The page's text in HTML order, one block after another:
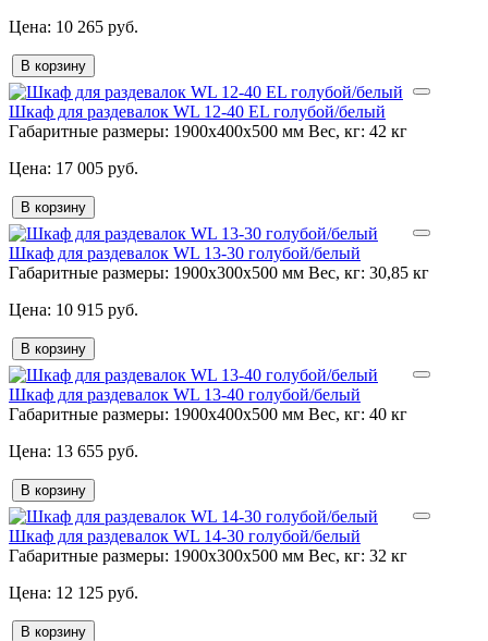
10 265 руб.
В корзину
Шкаф для раздевалок WL 12-40 EL голубой/белый
Габаритные размеры: 1900x400x500 мм Вес, кг: 42 кг
17 005 руб.
В корзину
Шкаф для раздевалок WL 13-30 голубой/белый
Габаритные размеры: 1900x300x500 мм Вес, кг: 30,85 кг
10 915 руб.
В корзину
Шкаф для раздевалок WL 13-40 голубой/белый
Габаритные размеры: 1900x400x500 мм Вес, кг: 40 кг
13 655 руб.
В корзину
Шкаф для раздевалок WL 14-30 голубой/белый
Габаритные размеры: 1900x300x500 мм Вес, кг: 32 кг
12 125 руб.
В корзину